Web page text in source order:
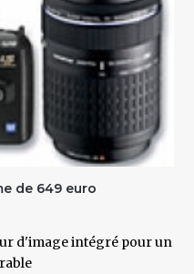
de 649 euro
d'image intégré pour un